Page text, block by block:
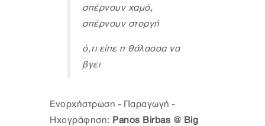
σπέρνουν χαμό,
σπέρνουν στοργή
ό,τι είπε η θάλασσα να
βγει
Ενορχήστρωση - Παραγωγή -
Ηχογράφηση: Panos Birbas @ Βig